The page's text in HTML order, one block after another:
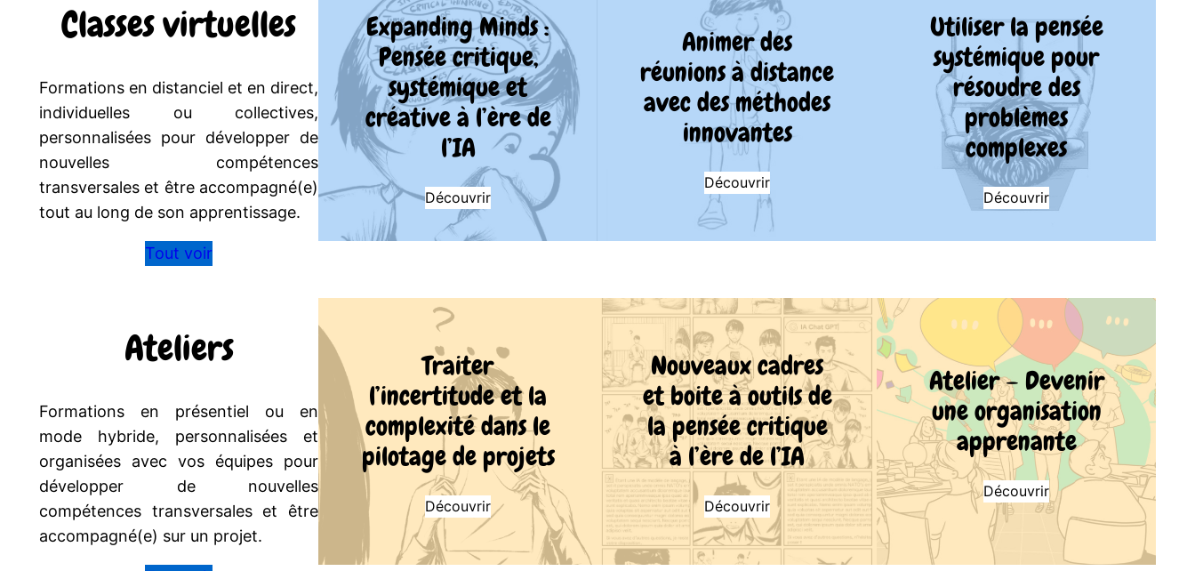
Classes virtuelles
Formations en distanciel et en direct,
individuelles ou collectives,
personnalisées pour développer de
nouvelles compétences
transversales et être accompagné(e)
tout au long de son apprentissage.
Tout voir
Expanding Minds :
Pensée critique,
systémique et
créative à l’ère de
l’IA
Découvrir
Animer des
réunions à distance
avec des méthodes
innovantes
Découvrir
Utiliser la pensée
systémique pour
résoudre des
problèmes
complexes
Découvrir
Ateliers
Formations en présentiel ou en
mode hybride, personnalisées et
organisées avec vos équipes pour
développer de nouvelles
compétences transversales et être
accompagné(e) sur un projet.
Traiter
l’incertitude et la
complexité dans le
pilotage de projets
Découvrir
Nouveaux cadres
et boite à outils de
la pensée critique
à l’ère de l’IA
Découvrir
Atelier – Devenir
une organisation
apprenante
Découvrir